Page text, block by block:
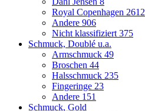
Royal Copenhagen 2612
Andere 906
Nicht klassifiziert 375
Schmuck, Doublé u.a.
Armschmuck 49
Broschen 44
Halsschmuck 235
Fingeringe 23
Andere 151
Schmuck, Gold